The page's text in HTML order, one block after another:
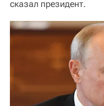
сказал президент.